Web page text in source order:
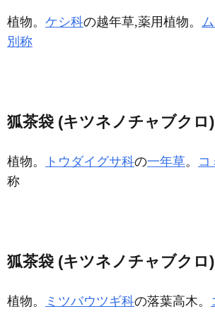
植物。 ケシ科の越年草,薬用植物。
別称
狐茶袋 (キツネノチャブクロ)
植物。 トウダイグサ科の一年草。 コ
称
狐茶袋 (キツネノチャブクロ)
植物。 ミツバウツギ科の落葉高木。